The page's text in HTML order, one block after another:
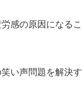
感の原因になるこ
い声問題を解決す